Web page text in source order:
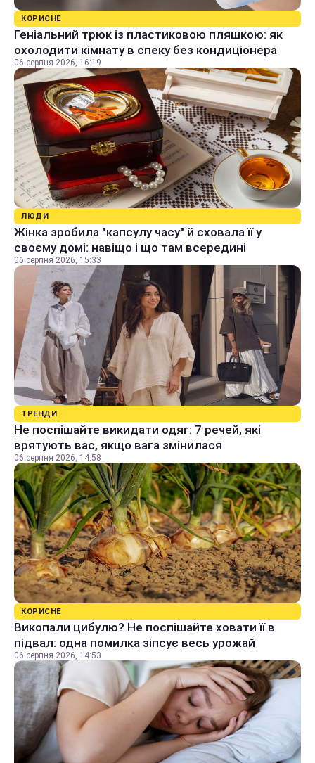
КОРИСНЕ
Геніальний трюк із пластиковою пляшкою: як
охолодити кімнату в спеку без кондиціонера
06 серпня 2026, 16:19
ЛЮДИ
Жінка зробила "капсулу часу" й сховала її у
своєму домі: навіщо і що там всередині
06 серпня 2026, 15:33
ТРЕНДИ
Не поспішайте викидати одяг: 7 речей, які
врятують вас, якщо вага змінилася
06 серпня 2026, 14:58
КОРИСНЕ
Викопали цибулю? Не поспішайте ховати її в
підвал: одна помилка зіпсує весь урожай
06 серпня 2026, 14:53